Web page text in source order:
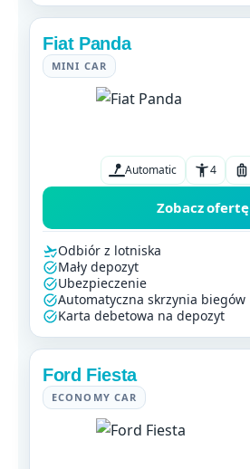
Fiat Panda
MINI CAR
Automatic 4
Zobacz ofertę
Odbiór z lotniska
Mały depozyt
Ubezpieczenie
Automatyczna skrzynia biegów
Karta debetowa na depozyt
Ford Fiesta
ECONOMY CAR